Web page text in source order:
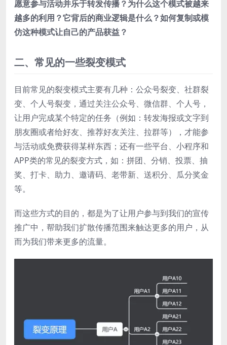
愿意参与活动并乐于转发传播？为什么这个模式被越来
越多的利用？它背后的商业逻辑是什么？如何复制或模
仿这种模式让自己的产品获益？
二、常见的一些裂变模式
目前常见的裂变模式主要有几种：公众号裂变、社群裂
变、个人号裂变，通过关注公众号、微信群、个人号，
让用户完成某个特定的任务（例如：转发海报或文字到
朋友圈或者给好友、推荐好友关注、拉群等），才能参
与活动或免费获得某样东西；还有一些平台、小程序和
APP类的常见的裂变方式，如：拼团、分销、投票、抽
奖、打卡、助力、邀请码、老带新、送积分、瓜分奖金
等。
而这些方式的目的，都是为了让用户参与到我们的宣传
推广中，帮助我们扩散传播范围来触达更多的用户，从
而为我们带来更多的流量。